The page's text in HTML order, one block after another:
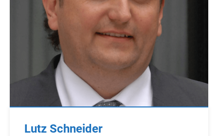
Lutz Schneider